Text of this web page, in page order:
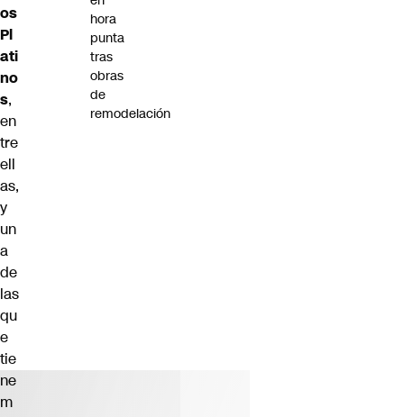
os
Pl
ati
no
s,
en
tre
ell
as,
y
un
a
de
las
qu
e
tie
ne
m
hora
punta
tras
obras
de
remodelación